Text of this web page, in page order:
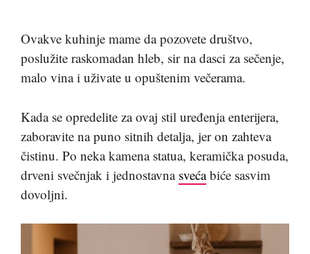
Ovakve kuhinje mame da pozovete društvo,
poslužite raskomadan hleb, sir na dasci za sečenje,
malo vina i uživate u opuštenim večerama.
Kada se opredelite za ovaj stil uređenja enterijera,
zaboravite na puno sitnih detalja, jer on zahteva
čistinu. Po neka kamena statua, keramička posuda,
drveni svečnjak i jednostavna svećabiće sasvim
dovoljni.